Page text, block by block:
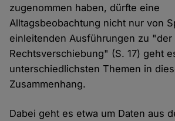
zugenommen haben, dürfte eine
Alltagsbeobachtung nicht nur von
einleitenden Ausführungen zu "der
Rechtsverschiebung" (S. 17) geht
unterschiedlichsten Themen in
Zusammenhang.
Dabei geht es etwa um Daten aus